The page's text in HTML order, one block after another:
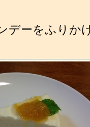
デーをふりか